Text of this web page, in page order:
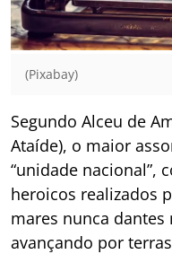
(Pixabay)
Segundo Alceu de
Ataíde), o maior
“unidade nacional”,
heroicos realizados
mares nunca dantes
avançando por